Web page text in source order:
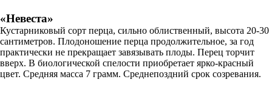
«Невеста»
Кустарниковый сорт перца, сильно облиственный, высота 20-30
сантиметров. Плодоношение перца продолжительное, за год
практически не прекращает завязывать плоды. Перец торчит
вверх. В биологической спелости приобретает ярко-красный
цвет. Средняя масса 7 грамм. Среднепоздний срок созревания.